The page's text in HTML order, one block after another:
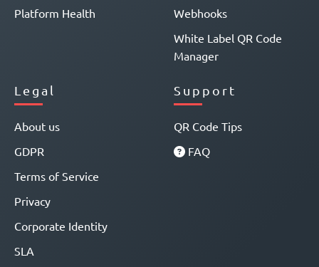
Platform Health
Webhooks
White Label QR Code
Manager
Legal
About us
GDPR
Terms of Service
Privacy
Corporate Identity
SLA
Support
QR Code Tips
FAQ